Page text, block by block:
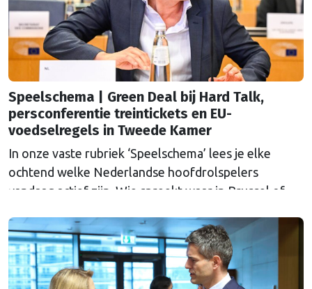
Speelschema | Green Deal bij Hard Talk,
persconferentie treintickets en EU-
voedselregels in Tweede Kamer
In onze vaste rubriek ‘Speelschema’ lees je elke
ochtend welke Nederlandse hoofdrolspelers
vandaag actief zijn. Wie spreekt waar in Brussel of
agenda?